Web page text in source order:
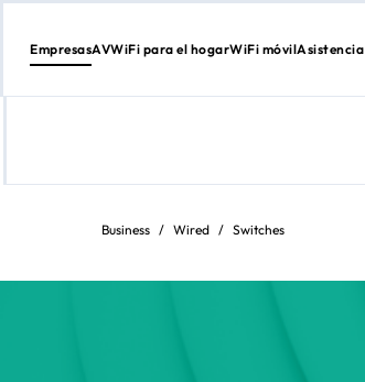
Ir
EmpresasAVWiFi para el hogarWiFi móvilAsistencia
Business / Wired / Switches